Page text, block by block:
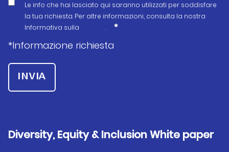
Le info che hai lasciato qui saranno utilizzati per soddisfare
la tua richiesta. Per altre informazioni, consulta la nostra
Informativa sulla
. *
*Informazione richiesta
Diversity, Equity &InclusionWhite paper